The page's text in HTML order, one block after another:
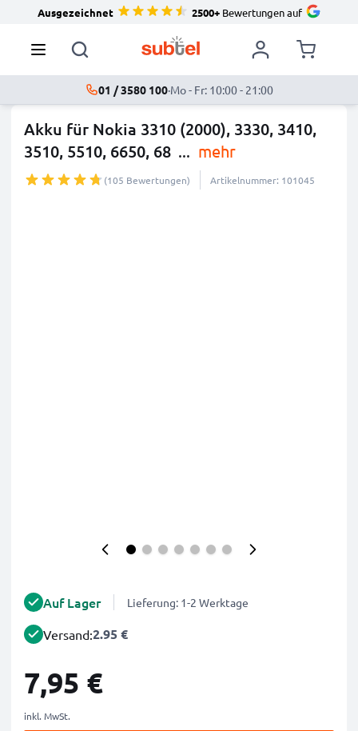
Ausgezeichnet 2500+Bewertungen auf
01 / 3580 100·Mo - Fr: 10:00 - 21:00
Akku für Nokia 3310 (2000), 3330, 3410,
3510, 5510, 6650, 68 ... mehr
(105 Bewertungen) Artikelnummer: 101045
Auf Lager Lieferung: 1-2 Werktage
Versand:2.95 €
7,95 €
inkl. MwSt.